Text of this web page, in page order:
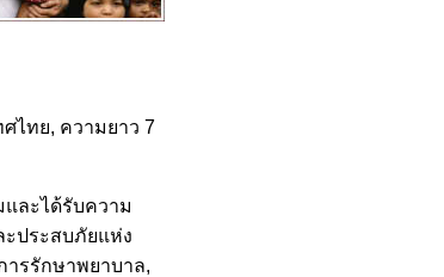
ไทย, ความยาว 7
ละได้รับความ
ประสบภัยแห่ง
ารรักษาพยาบาล,